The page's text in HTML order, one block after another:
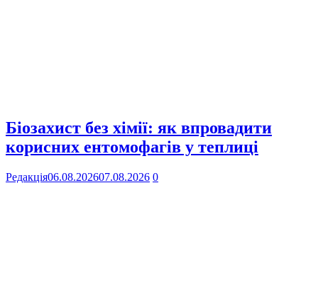
Біозахист без хімії: як впровадити
корисних ентомофагів у теплиці
Редакція06.08.202607.08.2026 0